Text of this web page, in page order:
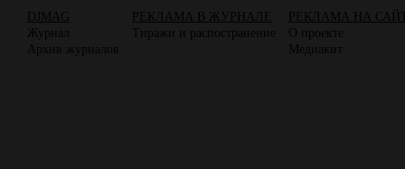
DJMAG
Журнал
Архив журналов
РЕКЛАМА В ЖУРНАЛЕ
Тиражи и распостранение
РЕКЛАМА НА
О проекте
Медиакит